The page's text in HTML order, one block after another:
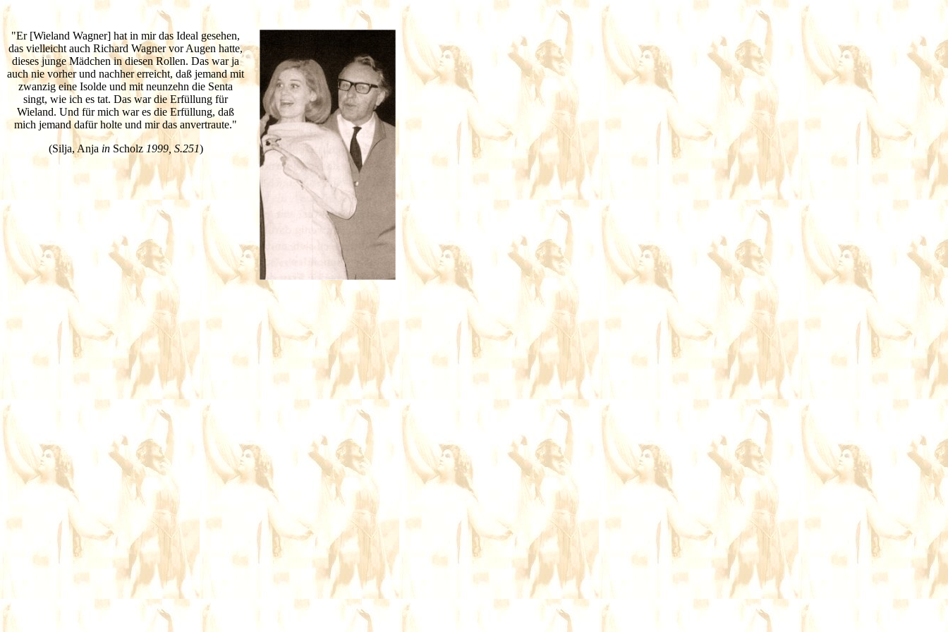
"Er [Wieland Wagner] hat in mir das Ideal gesehen,
das vielleicht auch Richard Wagner vor Augen hatte,
dieses junge Mädchen in diesen Rollen. Das war ja
auch nie vorher und nachher erreicht, daß jemand mit
zwanzig eine Isolde und mit neunzehn die Senta
singt, wie ich es tat. Das war die Erfüllung für
Wieland. Und für mich war es die Erfüllung, daß
mich jemand dafür holte und mir das anvertraute."
(Silja, Anja inScholz 1999, S.251)